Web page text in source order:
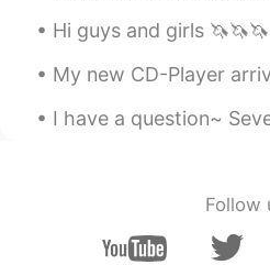
Hi guys and girls 🦄🦄🦄 . . . Today is just a wonderful
My new CD-Player arrived! Finally I can do the
I have a question~ Several people already told me
Follow